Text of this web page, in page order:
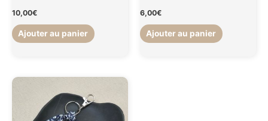
10,00€
Ajouter au panier
6,00€
Ajouter au panier